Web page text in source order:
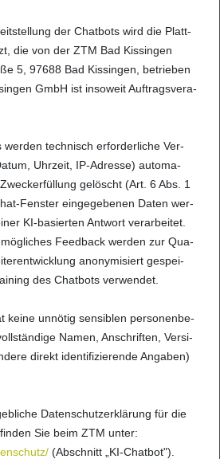
der Chat­bots wird die Platt­
die von der ZTM Bad Kis­sin­gen
5, 97688 Bad Kis­sin­gen, betrie­ben
GmbH ist inso­weit Auf­trags­ver­a­
wer­den tech­nisch erfor­der­li­che Ver­
Uhr­zeit, IP-Adresse) auto­ma­
gelöscht (Art. 6 Abs. 1
Fens­ter ein­ge­ge­be­nen Daten wer­
KI-basier­ten Ant­wort ver­a­r­bei­tet.
Feed­back wer­den zur Qua­
anony­mi­siert gespei­
des Chat­bots ver­wen­det.
keine unnö­tig sen­si­blen per­so­nen­be­
Namen, Anschrif­ten, Ver­si­
direkt iden­ti­fi­zie­rende Anga­ben)
Daten­schut­z­er­klä­rung für die
Sie beim ZTM unter:
(Abschnitt „KI-Chat­bot").